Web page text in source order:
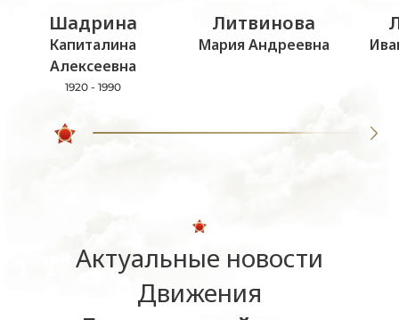
Шадрина
Капиталина
Алексеевна
1920 - 1990
Литвинова
Мария Андреевна
Актуальные новости
Движения